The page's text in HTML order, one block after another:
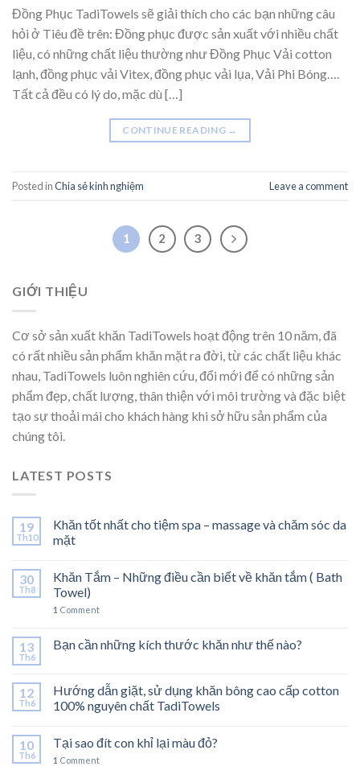
Đồng Phục TadiTowels sẽ giải thích cho các bạn những câu
hỏi ở Tiêu đề trên: Đồng phục được sản xuất với nhiều chất
liệu, có những chất liệu thường như Đồng Phục Vải cotton
lạnh, đồng phục vải Vitex, đồng phục vải lụa, Vải Phi Bóng….
Tất cả đều có lý do, mặc dù […]
CONTINUE READING →
Posted inChia sẻ kinh nghiệm Leave a comment
1 2 3
GIỚI THIỆU
Cơ sở sản xuất khăn TadiTowels hoạt động trên 10 năm, đã
có rất nhiều sản phẩm khăn mặt ra đời, từ các chất liệu khác
nhau, TadiTowels luôn nghiên cứu, đổi mới để có những sản
phẩm đẹp, chất lượng, thân thiện với môi trường và đặc biệt
tạo sự thoải mái cho khách hàng khi sở hữu sản phẩm của
chúng tôi.
LATEST POSTS
19
Th10
Khăn tốt nhất cho tiệm spa – massage và chăm sóc da
mặt
30
Th8
Khăn Tắm – Những điều cần biết về khăn tắm ( Bath
Towel)
1 Comment
13
Th6
Bạn cần những kích thước khăn như thế nào?
12
Th6
Hướng dẫn giặt, sử dụng khăn bông cao cấp cotton
100% nguyên chất TadiTowels
10
Th6
Tại sao đít con khỉ lại màu đỏ?
1 Comment